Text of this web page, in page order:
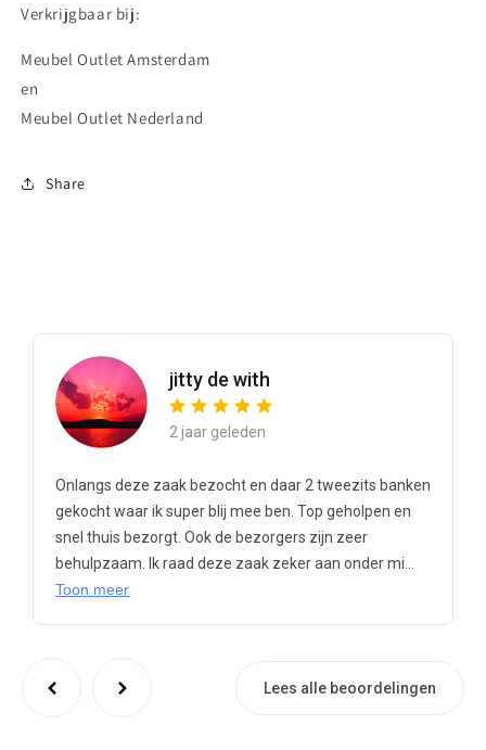
Verkrijgbaar bij:
Meubel Outlet Amsterdam
en
Meubel Outlet Nederland
Share
jitty de with
2 jaar geleden
Onlangs deze zaak bezocht en daar 2 tweezits banken
gekocht waar ik super blij mee ben. Top geholpen en
snel thuis bezorgt. Ook de bezorgers zijn zeer
behulpzaam. Ik raad deze zaak zeker aan onder mi...
Toon meer
Lees alle beoordelingen